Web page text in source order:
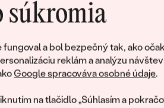
súkromia
a bol bezpečný tak, ako
reklám a analýzu
Google spracováva osobné údaje.
na tlačidlo „Súhlasím a
FARBA:
PÔVOD:
Postranné drahokamy
DRUH:
poctivo vyrábaných
Ako darček na
obratom pošleme